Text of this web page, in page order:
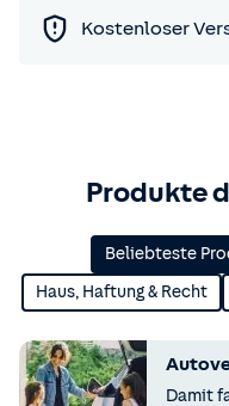
Kostenloser
Produkte
Beliebteste
Haus, Haftung & Recht
Damit